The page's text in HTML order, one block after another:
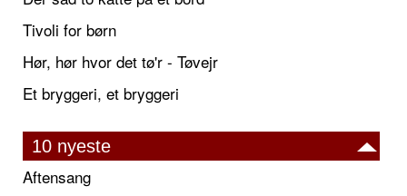
Tivoli for børn
Hør, hør hvor det tø'r - Tøvejr
Et bryggeri, et bryggeri
10 nyeste
Aftensang